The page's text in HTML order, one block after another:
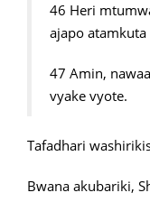
46 Heri
ajapo
47 Amin,
vyake vyote.
Tafadhari
Bwana akubariki,